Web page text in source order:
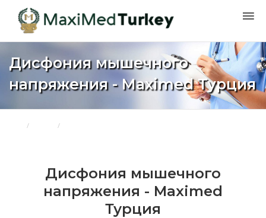
Дисфония мышечного
напряжения - Maximed Турция
Дисфония мышечного
напряжения - Maximed
Турция